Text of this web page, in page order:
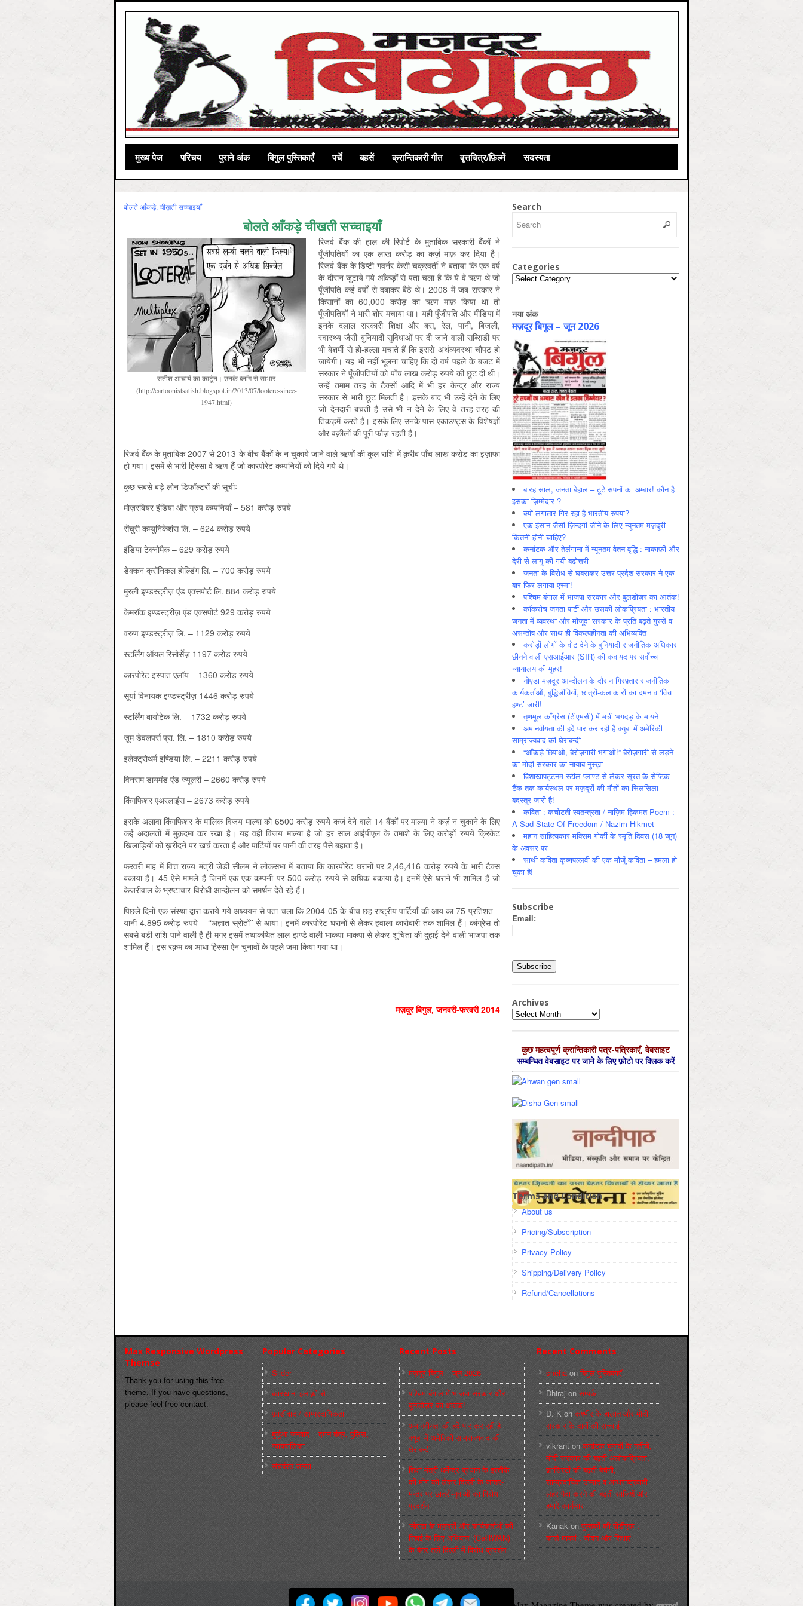
मुख्‍य पेज परिचय पुराने अंक बिगुल पुस्तिकाएँ पर्चे बहसें क्रान्तिकारी गीत वृत्तचित्र/फ़िल्में सदस्यता
बोलते आँकड़े, चीख़ती सच्चाइयाँ
बोलते आँकड़े चीखती सच्चाइयाँ
सतीश आचार्य का कार्टून। उनके ब्लॉग से साभार
(http://cartoonistsatish.blogspot.in/2013/07/lootere-since-
1947.html)
रिजर्व बैंक की हाल की रिपोर्ट के मुताबिक सरकारी बैंकों ने
पूँजीपतियों का एक लाख करोड़ का कर्ज़ माफ़ कर दिया है।
रिजर्व बैंक के डिप्टी गवर्नर केसी चक्रवर्ती ने बताया कि एक वर्ष
के दौरान जुटाये गये आँकड़ों से पता चला है कि ये वे ऋण थे जो
पूँजीपति कई वर्षों से दबाकर बैठे थे। 2008 में जब सरकार ने
किसानों का 60,000 करोड़ का ऋण माफ़ किया था तो
पूँजीपतियों ने भारी शोर मचाया था। यही पूँजीपति और मीडिया में
इनके दलाल सरकारी शिक्षा और बस, रेल, पानी, बिजली,
स्वास्थ्य जैसी बुनियादी सुविधाओं पर दी जाने वाली सब्सिडी पर
भी बेशर्मी से हो-हल्ला मचाते हैं कि इससे अर्थव्यवस्था चौपट हो
जायेगी। यह भी नहीं भूलना चाहिए कि दो वर्ष पहले के बजट में
सरकार ने पूँजीपतियों को पाँच लाख करोड़ रुपये की छूट दी थी।
उन्हें तमाम तरह के टैक्सों आदि में भी हर केन्द्र और राज्य
सरकार से भारी छूट मिलती है। इसके बाद भी उन्हें देने के लिए
जो देनदारी बचती है उसे भी न देने के लिए वे तरह-तरह की
तिकड़में करते हैं। इसके लिए उनके पास एकाउण्ट्स के विशेषज्ञों
और वक़ीलों की पूरी फौज़ रहती है।
रिजर्व बैंक के मुताबिक 2007 से 2013 के बीच बैंकों के न चुकाये जाने वाले ऋणों की कुल राशि में क़रीब पाँच लाख करोड़ का इज़ाफा
हो गया। इसमें से भारी हिस्सा वे ऋण हैं जो कारपोरेट कम्पनियों को दिये गये थे।
कुछ सबसे बड़े लोन डिफॉल्टरों की सूचीः
मोज़रबियर इंडिया और ग्रुप कम्पनियाँ – 581 करोड़ रुपये
सेंचुरी कम्युनिकेशंस लि. – 624 करोड़ रुपये
इंडिया टेक्नोमैक – 629 करोड़ रुपये
डेक्कन क्रॉनिकल होल्डिंग लि. – 700 करोड़ रुपये
मुरली इण्डस्ट्रीज़ एंड एक्सपोर्ट लि. 884 करोड़ रुपये
केमरॉक इण्डस्ट्रीज़ एंड एक्सपोर्ट 929 करोड़ रुपये
वरुण इण्डस्ट्रीज़ लि. – 1129 करोड़ रुपये
स्टर्लिंग ऑयल रिसोर्सेज़ 1197 करोड़ रुपये
कारपोरेट इस्पात एलॉय – 1360 करोड़ रुपये
सूर्या विनायक इण्डस्ट्रीज़ 1446 करोड़ रुपये
स्टर्लिंग बायोटेक लि. – 1732 करोड़ रुपये
ज़ूम डेवलपर्स प्रा. लि. – 1810 करोड़ रुपये
इलेक्ट्रोथर्म इण्डिया लि. – 2211 करोड़ रुपये
विनसम डायमंड एंड ज्यूलरी – 2660 करोड़ रुपये
किंगफिशर एअरलाइंस – 2673 करोड़ रुपये
इसके अलावा किंगफिशर के मालिक विजय माल्या को 6500 करोड़ रुपये कर्ज़ देने वाले 14 बैंकों पर माल्या ने कर्ज़ न चुकाने के लिए
कई अदालतों में मुक़दमा कर रखा है। यह वही विजय माल्या है जो हर साल आईपीएल के तमाशे के लिए करोड़ों रुपये क्रिकेट
खिलाड़ियों को ख़रीदने पर खर्च करता है और पार्टियों पर पानी की तरह पैसे बहाता है।
फरवरी माह में वित्त राज्य मंत्री जेडी सीलम ने लोकसभा में बताया कि कारपोरेट घरानों पर 2,46,416 करोड़ रुपये के भारी टैक्स
बकाया हैं। 45 ऐसे मामले हैं जिनमें एक-एक कम्पनी पर 500 करोड़ रुपये से अधिक बकाया है। इनमें ऐसे घराने भी शामिल हैं जो
केजरीवाल के भ्रष्टाचार-विरोधी आन्दोलन को समर्थन देते रहे हैं।
पिछले दिनों एक संस्था द्वारा कराये गये अध्ययन से पता चला कि 2004-05 के बीच छह राष्ट्रीय पार्टियाँ की आय का 75 प्रतिशत –
यानी 4,895 करोड़ रुपये – ‘‘अज्ञात स्रोतों’’ से आया। इनमें कारपोरेट घरानों से लेकर हवाला कारोबारी तक शामिल हैं। कांग्रेस तो
सबसे बड़ी राशि पाने वाली है ही मगर इसमें तथाकथित लाल झण्डे वाली भाकपा-माकपा से लेकर शुचिता की दुहाई देने वाली भाजपा तक
शामिल हैं। इस रक़म का आधा हिस्सा ऐन चुनावों के पहले जमा किया गया था।
मज़दूर बिगुल,जनवरी-फरवरी2014
Search
Categories
Categories
नया अंक
मज़दूर बिगुल – जून 2026
बारह साल, जनता बेहाल – टूटे सपनों का अम्बार! कौन है
इसका ज़िम्मेदार ?
क्यों लगातार गिर रहा है भारतीय रुपया?
एक इंसान जैसी ज़िन्दगी जीने के लिए न्यूनतम मज़दूरी
कितनी होनी चाहिए?
कर्नाटक और तेलंगाना में न्यूनतम वेतन वृद्धि : नाकाफ़ी और
देरी से लागू की गयी बढ़ोत्तरी
जनता के विरोध से घबराकर उत्तर प्रदेश सरकार ने एक
बार फिर लगाया एस्मा!
पश्चिम बंगाल में भाजपा सरकार और बुलडोज़र का आतंक!
कॉकरोच जनता पार्टी और उसकी लोकप्रियता : भारतीय
जनता में व्‍यवस्‍था और मौजूदा सरकार के प्रति बढ़ते गुस्‍से व
असन्‍तोष और साथ ही विकल्‍पहीनता की अभिव्‍यक्ति
करोड़ों लोगों के वोट देने के बुनियादी राजनीतिक अधिकार
छीनने वाली एसआईआर (SIR) की क़वायद पर सर्वोच्च
न्यायालय की मुहर!
नोएडा मज़दूर आन्दोलन के दौरान गिरफ़्तार राजनीतिक
कार्यकर्ताओं, बुद्धिजीवियों, छात्रों-कलाकारों का दमन व ‘विच
हण्ट’ जारी!
तृणमूल काँग्रेस (टीएमसी) में मची भगदड़ के मायने
अमानवीयता की हदें पार कर रही है क्यूबा में अमेरिकी
साम्राज्यवाद की घेराबन्दी
“आँकड़े छिपाओ, बेरोज़गारी भगाओ!” बेरोज़गारी से लड़ने
का मोदी सरकार का नायाब नुस्ख़ा
विशाखापट्टनम स्टील प्लाण्ट से लेकर सूरत के सेप्टिक
टैंक तक कार्यस्थल पर मज़दूरों की मौतों का सिलसिला
बदस्तूर जारी है!
कविता : कचोटती स्वतन्त्रता / नाज़िम हिकमत Poem :
A Sad State Of Freedom / Nazim Hikmet
महान साहित्यकार मक्सिम गोर्की के स्मृति दिवस (18 जून)
के अवसर पर
साथी कविता कृष्णपल्लवी की एक मौजूँ कविता – हमला हो
चुका है!
Subscribe
Email:
Archives
Archives
कुछ महत्‍वपूर्ण क्रान्तिकारी पत्र-पत्रिकाएँ, वेबसाइट
सम्‍बन्धित वेबसाइट पर जाने के लिए फ़ोटो पर क्लिक करें
Terms and Condition
About us
Pricing/Subscription
Privacy Policy
Shipping/Delivery Policy
Refund/Cancellations
Max Responsive Wordpress
Themse
Thank you for using this free
theme. If you have questions,
please feel free contact.
Popular Categories
Slider
कारख़ाना इलाक़ों से
फ़ासीवाद / साम्‍प्रदायिकता
बुर्जुआ जनवाद – दमन तंत्र, पुलिस,
न्‍यायपालिका
संघर्षरत जनता
Recent Posts
मज़दूर बिगुल – जून 2026
पश्चिम बंगाल में भाजपा सरकार और
बुलडोज़र का आतंक!
अमानवीयता की हदें पार कर रही है
क्यूबा में अमेरिकी साम्राज्यवाद की
घेराबन्दी
शिक्षा मंत्री धर्मेन्द्र प्रधान के इस्तीफ़े
की माँग को लेकर दिल्ली के जन्तर-
मन्तर पर छात्रों-युवाओं का विरोध
प्रदर्शन
‘नोएडा के मज़दूरों और कार्यकर्ताओं की
रिहाई के लिए अभियान’ (CaRWAN)
के बैनर तले दिल्ली में विरोध प्रदर्शन
Recent Comments
snehaonबिगुल पुस्तिकाएँ
Dhirajon सम्पर्क
D. Konकश्मीर के हालात और मोदी
सरकार के दावों की सच्चाई
vikrantonकर्नाटक चुनावों के नतीजे,
मोदी सरकार की बढ़ती अलोकप्रियता,
फ़ासिस्टों की बढ़ती बेचैनी,
साम्प्रदायिक उन्माद व अन्धराष्ट्रवादी
लहर पैदा करने की बढ़ती साज़िशें और
हमारे कार्यभार
Kanakonपुस्‍तकों की पीडीएफ :
कार्ल मार्क्‍स : जीवन और शिक्षाएं
मज़दूर बिगुल Powered by
WordPress